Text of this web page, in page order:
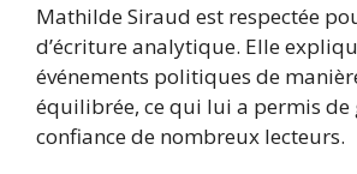
Mathilde Siraud est respectée
d’écriture analytique. Elle
événements politiques de
équilibrée, ce qui lui a permis de
confiance de nombreux lecteurs.